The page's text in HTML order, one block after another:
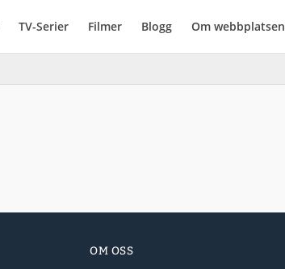
TV-Serier Filmer Blogg Om webbplatsen
OM OSS